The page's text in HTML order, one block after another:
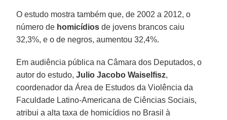
O estudo mostra também que, de 2002 a 2012, o
número de homicídios de jovens brancos caiu
32,3%, e o de negros, aumentou 32,4%.
Em audiência pública na Câmara dos Deputados, o
autor do estudo,Julio Jacobo Waiselfisz,
coordenador da Área de Estudos da Violência da
Faculdade Latino-Americana de Ciências Sociais,
atribui a alta taxa de homicídios no Brasil à